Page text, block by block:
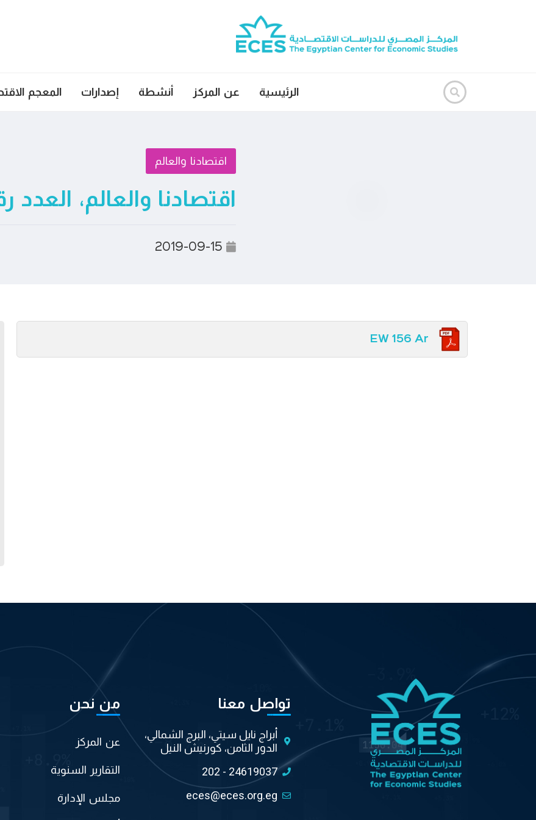
الرئيسية عن المركز أنشطة إصدارات المعجم
اقتصادنا والعالم
اقتصادنا والعالم، العدد رقم
2019-09-15
EW 156 Ar
تواصل معنا
أبراج نايل سيتي، البرج الشمالي،
الدور الثامن، كورنيش النيل
202 - 24619037
eces@eces.org.eg
من نحن
عن المركز
التقارير السنوية
مجلس الإدارة